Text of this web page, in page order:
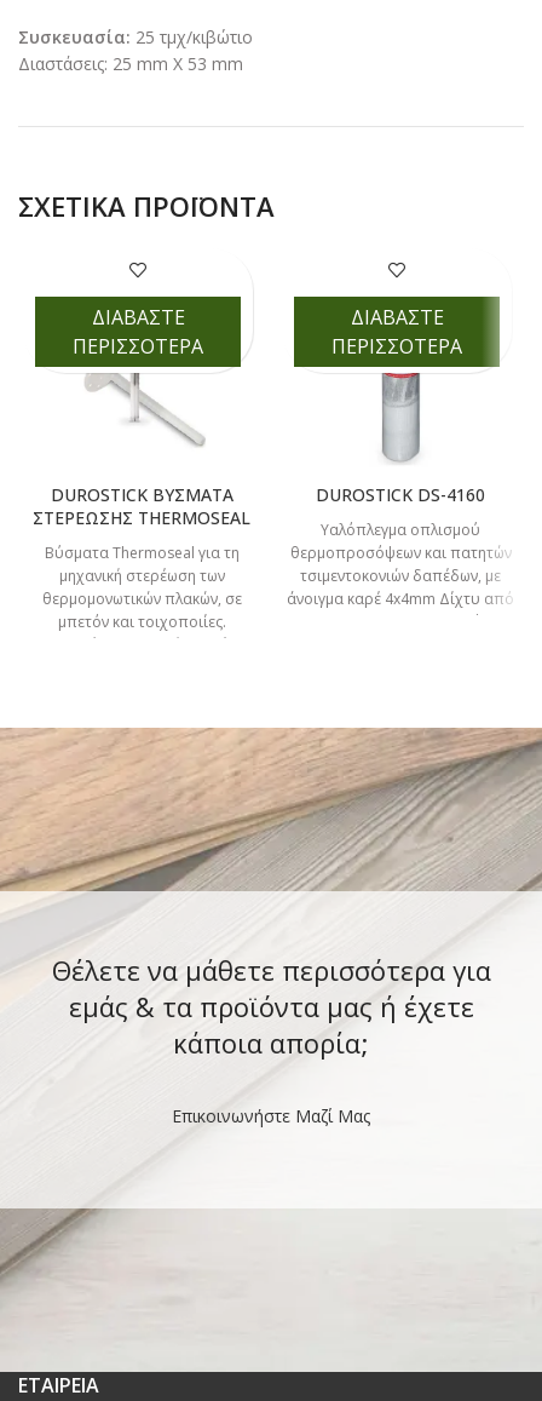
Συσκευασία: 25 τμχ/κιβώτιο
Διαστάσεις: 25 mm X 53 mm
ΣΧΕΤΙΚΆ ΠΡΟΪΌΝΤΑ
DUROSTICK ΒΥΣΜΑΤΑ
ΣΤΕΡΕΩΣΗΣ THERMOSEAL
Βύσματα Thermoseal για τη
μηχανική στερέωση των
θερμομονωτικών πλακών, σε
μπετόν και τοιχοποιίες.
Ενισχυμένη πλαστική καρφίδα.
ΔΙΑΒΑΣΤΕ
ΠΕΡΙΣΣΟΤΕΡΑ
DUROSTICK DS-4160
Υαλόπλεγμα οπλισμού
θερμοπροσόψεων και πατητών
τσιμεντοκονιών δαπέδων, με
άνοιγμα καρέ 4x4mm Δίχτυ από
Fiberglass, για τον οπλισμό των
ΔΙΑΒΑΣΤΕ
ΠΕΡΙΣΣΟΤΕΡΑ
Θέλετε να μάθετε περισσότερα για
εμάς & τα προϊόντα μας ή έχετε
κάποια απορία;
Επικοινωνήστε Μαζί Μας
ΕΤΑΙΡΕΙΑ